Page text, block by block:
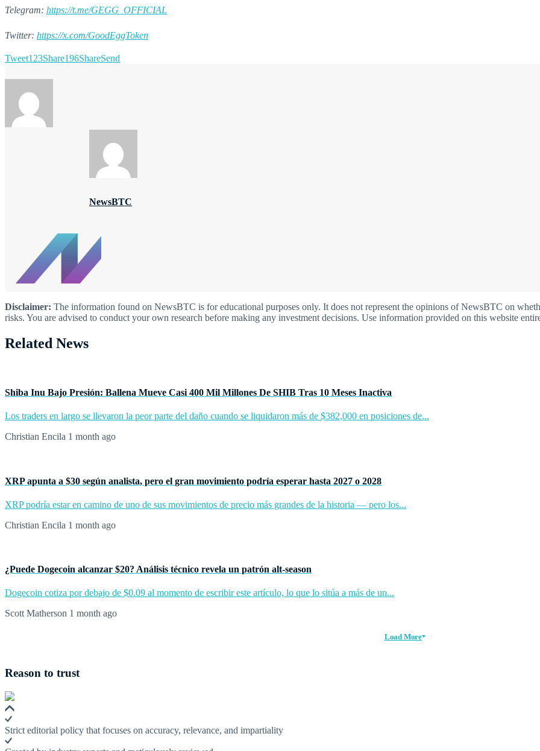
Telegram: https://t.me/GEGG_OFFICIAL
Twitter: https://x.com/GoodEggToken
Tweet123Share196ShareSend
NewsBTC
Disclaimer: The information found on NewsBTC is for educational purposes only. It does not represent the opinions of NewsBTC on
risks. You are advised to conduct your own research before making any investment decisions. Use information provided on this website
Related News
Shiba Inu Bajo Presión: Ballena Mueve Casi 400 Mil Millones De SHIB Tras 10 Meses Inactiva
Los traders en largo se llevaron la peor parte del daño cuando se liquidaron más de $382,000 en posiciones de...
Christian Encila 1 month ago
XRP apunta a $30 según analista, pero el gran movimiento podría esperar hasta 2027 o 2028
XRP podría estar en camino de uno de sus movimientos de precio más grandes de la historia — pero los...
Christian Encila 1 month ago
¿Puede Dogecoin alcanzar $20? Análisis técnico revela un patrón alt-season
Dogecoin cotiza por debajo de $0.09 al momento de escribir este artículo, lo que lo sitúa a más de un...
Scott Matherson 1 month ago
Load More
Reason to trust
Strict editorial policy that focuses on accuracy, relevance, and impartiality